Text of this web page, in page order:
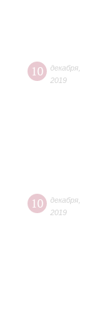
10 декабря
2019
10 декабря
2019